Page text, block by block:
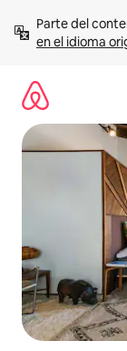
contenido
Parte del
en el idioma